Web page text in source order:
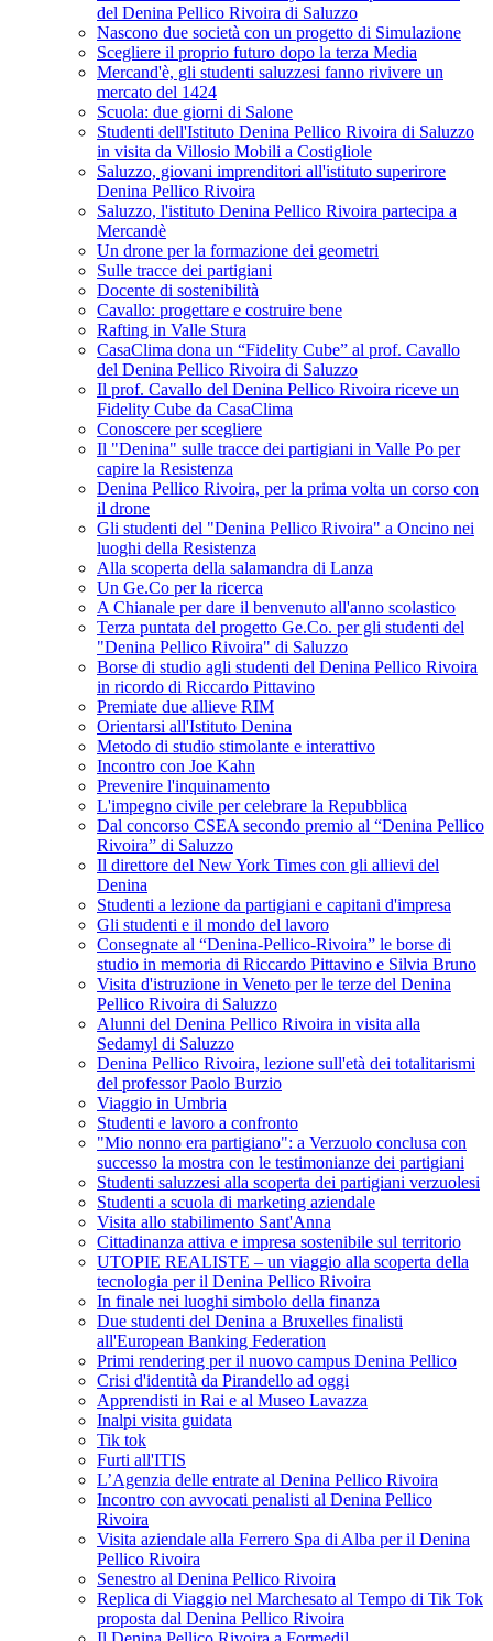
del Denina Pellico Rivoira di Saluzzo
Nascono due società con un progetto di Simulazione
Scegliere il proprio futuro dopo la terza Media
Mercand'è, gli studenti saluzzesi fanno rivivere un
mercato del 1424
Scuola: due giorni di Salone
Studenti dell'Istituto Denina Pellico Rivoira di Saluzzo
in visita da Villosio Mobili a Costigliole
Saluzzo, giovani imprenditori all'istituto superirore
Denina Pellico Rivoira
Saluzzo, l'istituto Denina Pellico Rivoira partecipa a
Mercandè
Un drone per la formazione dei geometri
Sulle tracce dei partigiani
Docente di sostenibilità
Cavallo: progettare e costruire bene
Rafting in Valle Stura
CasaClima dona un “Fidelity Cube” al prof. Cavallo
del Denina Pellico Rivoira di Saluzzo
Il prof. Cavallo del Denina Pellico Rivoira riceve un
Fidelity Cube da CasaClima
Conoscere per scegliere
Il "Denina" sulle tracce dei partigiani in Valle Po per
capire la Resistenza
Denina Pellico Rivoira, per la prima volta un corso con
il drone
Gli studenti del "Denina Pellico Rivoira" a Oncino nei
luoghi della Resistenza
Alla scoperta della salamandra di Lanza
Un Ge.Co per la ricerca
A Chianale per dare il benvenuto all'anno scolastico
Terza puntata del progetto Ge.Co. per gli studenti del
"Denina Pellico Rivoira" di Saluzzo
Borse di studio agli studenti del Denina Pellico Rivoira
in ricordo di Riccardo Pittavino
Premiate due allieve RIM
Orientarsi all'Istituto Denina
Metodo di studio stimolante e interattivo
Incontro con Joe Kahn
Prevenire l'inquinamento
L'impegno civile per celebrare la Repubblica
Dal concorso CSEA secondo premio al “Denina Pellico
Rivoira” di Saluzzo
Il direttore del New York Times con gli allievi del
Denina
Studenti a lezione da partigiani e capitani d'impresa
Gli studenti e il mondo del lavoro
Consegnate al “Denina-Pellico-Rivoira” le borse di
studio in memoria di Riccardo Pittavino e Silvia Bruno
Visita d'istruzione in Veneto per le terze del Denina
Pellico Rivoira di Saluzzo
Alunni del Denina Pellico Rivoira in visita alla
Sedamyl di Saluzzo
Denina Pellico Rivoira, lezione sull'età dei totalitarismi
del professor Paolo Burzio
Viaggio in Umbria
Studenti e lavoro a confronto
"Mio nonno era partigiano": a Verzuolo conclusa con
successo la mostra con le testimonianze dei partigiani
Studenti saluzzesi alla scoperta dei partigiani verzuolesi
Studenti a scuola di marketing aziendale
Visita allo stabilimento Sant'Anna
Cittadinanza attiva e impresa sostenibile sul territorio
UTOPIE REALISTE – un viaggio alla scoperta della
tecnologia per il Denina Pellico Rivoira
In finale nei luoghi simbolo della finanza
Due studenti del Denina a Bruxelles finalisti
all'European Banking Federation
Primi rendering per il nuovo campus Denina Pellico
Crisi d'identità da Pirandello ad oggi
Apprendisti in Rai e al Museo Lavazza
Inalpi visita guidata
Tik tok
Furti all'ITIS
L’Agenzia delle entrate al Denina Pellico Rivoira
Incontro con avvocati penalisti al Denina Pellico
Rivoira
Visita aziendale alla Ferrero Spa di Alba per il Denina
Pellico Rivoira
Senestro al Denina Pellico Rivoira
Replica di Viaggio nel Marchesato al Tempo di Tik Tok
proposta dal Denina Pellico Rivoira